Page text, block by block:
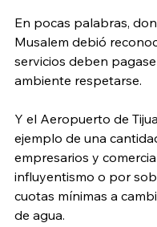
En pocas palabras,
Musalem debió
servicios deben
ambiente respetarse.
Y el Aeropuerto de
ejemplo de una
empresarios y
influyentismo o por
cuotas mínimas a
de agua.